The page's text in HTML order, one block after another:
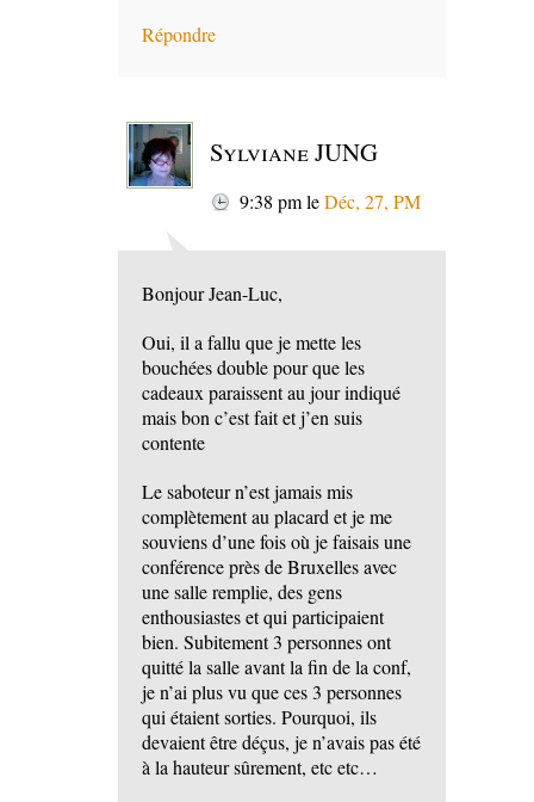
Répondre
Sylviane JUNG
9:38 pmleDéc, 27, PM
Bonjour Jean-Luc,
Oui, il a fallu que je mette les
bouchées double pour que les
cadeaux paraissent au jour indiqué
mais bon c’est fait et j’en suis
contente
Le saboteur n’est jamais mis
complètement au placard et je me
souviens d’une fois où je faisais une
conférence près de Bruxelles avec
une salle remplie, des gens
enthousiastes et qui participaient
bien. Subitement 3 personnes ont
quitté la salle avant la fin de la conf,
je n’ai plus vu que ces 3 personnes
qui étaient sorties. Pourquoi, ils
devaient être déçus, je n’avais pas été
à la hauteur sûrement, etc etc…